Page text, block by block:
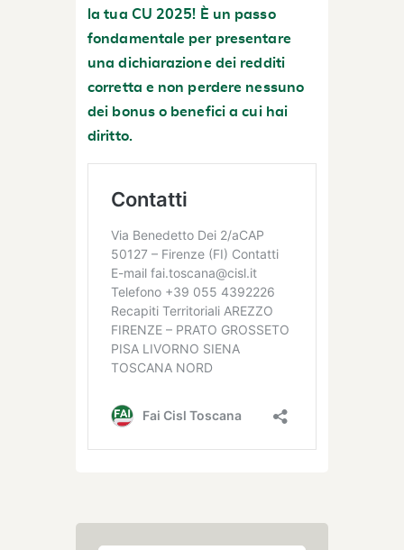
la tua CU 2025! È un passo
fondamentale per presentare
una dichiarazione dei redditi
corretta e non perdere nessuno
dei bonus o benefici a cui hai
diritto.